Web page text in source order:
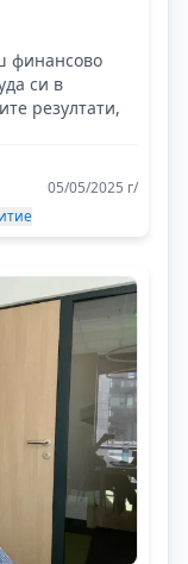
финансово
си в
резултати,
05/05/2025 г/